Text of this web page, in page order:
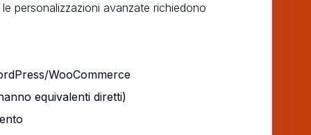
personalizzazioni avanzate richiedono
WooCommerce
equivalenti diretti)